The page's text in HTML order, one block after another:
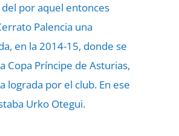
por aquel entonces
Palencia una
en la 2014-15, donde se
Copa Príncipe de Asturias,
lograda por el club. En ese
Urko Otegui.